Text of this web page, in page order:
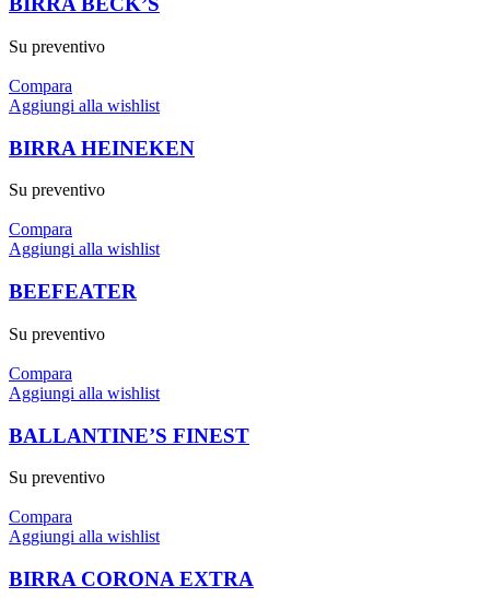
Su preventivo
Compara
Aggiungi alla wishlist
BIRRA HEINEKEN
Su preventivo
Compara
Aggiungi alla wishlist
BEEFEATER
Su preventivo
Compara
Aggiungi alla wishlist
BALLANTINE’S FINEST
Su preventivo
Compara
Aggiungi alla wishlist
BIRRA CORONA EXTRA